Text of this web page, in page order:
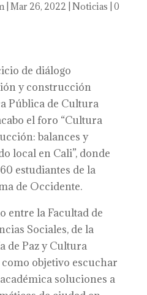
| Mar 26, 2022 Noticias 0
de diálogo
y construcción
Pública de Cultura
el foro “Cultura
balances y
local en Cali”, donde
estudiantes de la
de Occidente.
entre la Facultad de
Sociales, de la
de Paz y Cultura
objetivo escuchar
soluciones a